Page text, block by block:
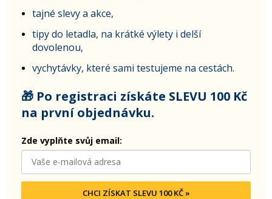
tajné slevy a akce,
tipy do letadla, na krátké výlety i delší
dovolenou,
vychytávky, které sami testujeme na cestách.
🎁 Po registraci získáte SLEVU 100 Kč
na první objednávku.
Zde vyplňte svůj email:
CHCI ZÍSKAT SLEVU 100 KČ »